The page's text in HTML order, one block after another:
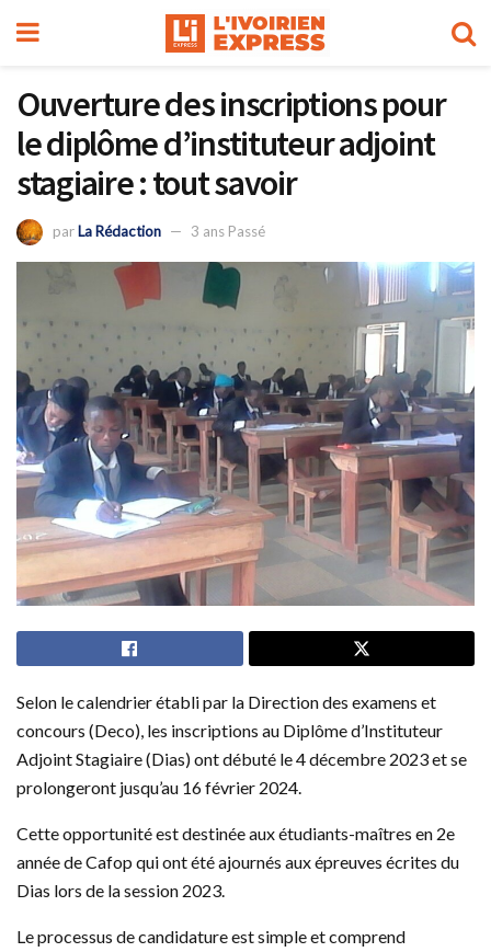
Ouverture des inscriptions pour
le diplôme d’instituteur adjoint
stagiaire : tout savoir
parLa Rédaction 3 ans Passé
Selon le calendrier établi par la Direction des examens et
concours (Deco), les inscriptions au Diplôme d’Instituteur
Adjoint Stagiaire (Dias) ont débuté le 4 décembre 2023 et se
prolongeront jusqu’au 16 février 2024.
Cette opportunité est destinée aux étudiants-maîtres en 2e
année de Cafop qui ont été ajournés aux épreuves écrites du
Dias lors de la session 2023.
Le processus de candidature est simple et comprend